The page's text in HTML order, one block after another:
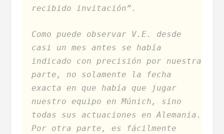
recibido invitación”.
Como puede observar V.E. desde
casi un mes antes se había
indicado con precisión por nuestra
parte, no solamente la fecha
exacta en que había que jugar
nuestro equipo en Múnich, sino
todas sus actuaciones en Alemania.
Por otra parte, es fácilmente